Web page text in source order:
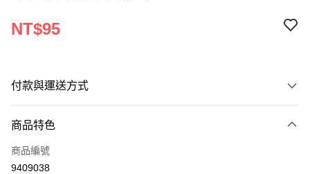
NT$95
付款與運送方式
信用卡一次付款
Apple Pay
商品特色
商品編號
9409038